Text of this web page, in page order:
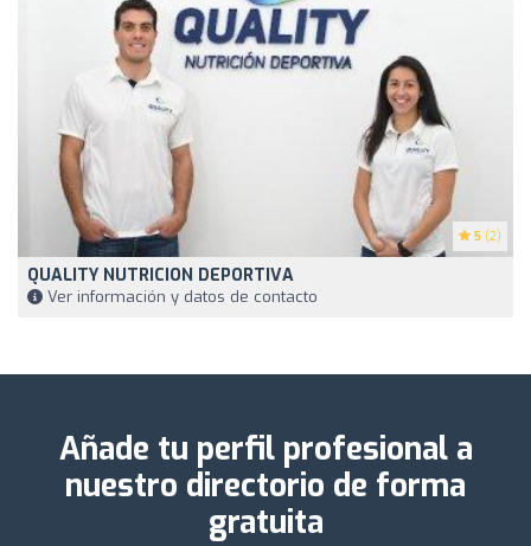
5 (2)
QUALITY NUTRICION DEPORTIVA
Ver información y datos de contacto
Añade tu perfil profesional a
nuestro directorio de forma
gratuita